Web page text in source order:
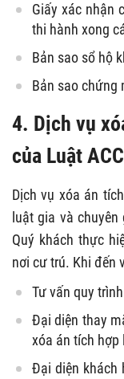
Giấy xác nhận
thi hành xong
Bản sao sổ hộ
Bản sao chứng
4. Dịch vụ
của Luật ACC
Dịch vụ xóa án
luật gia và
Quý khách thực
nơi cư trú. Khi đến
Tư vấn quy
Đại diện thay
xóa án tích hợp
Đại diện khách